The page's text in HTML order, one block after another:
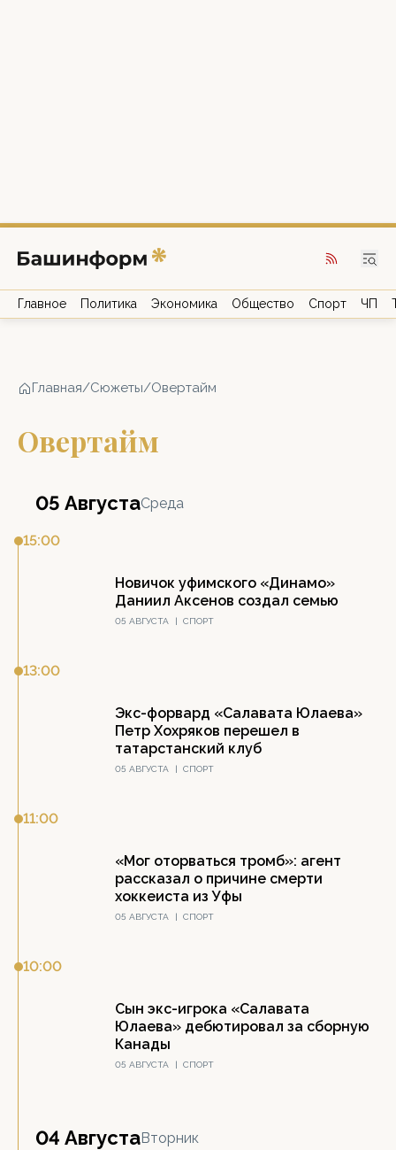
Главное Политика Экономика Общество Спорт ЧП
Главная/Сюжеты/Овертайм
Овертайм
05 АвгустаСреда
15:00
Новичок уфимского «Динамо»
Даниил Аксенов создал семью
05 АВГУСТА | СПОРТ
13:00
Экс-форвард «Салавата Юлаева»
Петр Хохряков перешел в
татарстанский клуб
05 АВГУСТА | СПОРТ
11:00
«Мог оторваться тромб»: агент
рассказал о причине смерти
хоккеиста из Уфы
05 АВГУСТА | СПОРТ
10:00
Сын экс-игрока «Салавата
Юлаева» дебютировал за сборную
Канады
05 АВГУСТА | СПОРТ
04 АвгустаВторник